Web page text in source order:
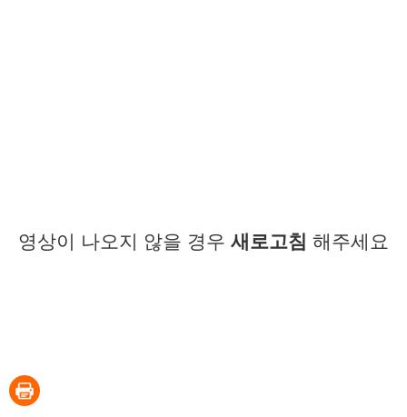
영상이 나오지 않을 경우 새로고침 해주세요